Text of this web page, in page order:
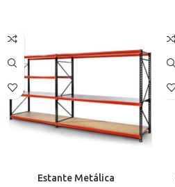
Estante Metálica